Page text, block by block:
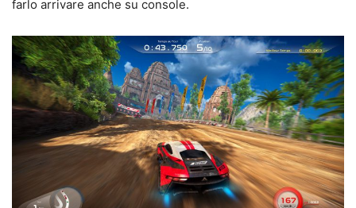
farlo arrivare anche su console.